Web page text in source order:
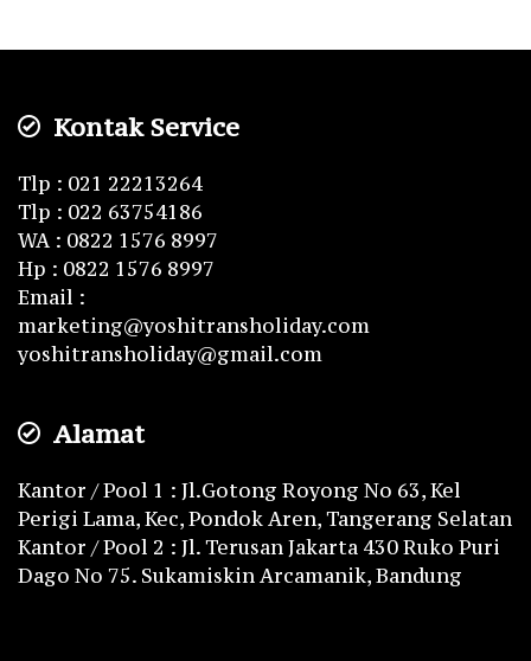
Kontak Service
Tlp : 021 22213264
Tlp : 022 63754186
WA : 0822 1576 8997
Hp : 0822 1576 8997
Email :
marketing@yoshitransholiday.com
yoshitransholiday@gmail.com
Alamat
Kantor / Pool 1 : Jl.Gotong Royong No 63, Kel
Perigi Lama, Kec, Pondok Aren, Tangerang Selatan
Kantor / Pool 2 : Jl. Terusan Jakarta 430 Ruko Puri
Dago No 75. Sukamiskin Arcamanik, Bandung